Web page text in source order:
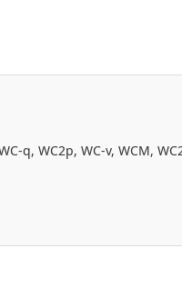
q, WC2p, WC-v, WCM,